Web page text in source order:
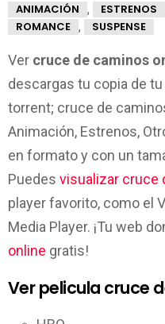
ANIMACIÓN , ESTRENOS
ROMANCE , SUSPENSE
Ver cruce de caminos
descargas tu copia de
torrent; cruce de
Animación, Estrenos,
en formato y con un
Puedes visualizar cruce
player favorito, como el
Media Player. ¡Tu web
online gratis!
Ver pelicula cruce